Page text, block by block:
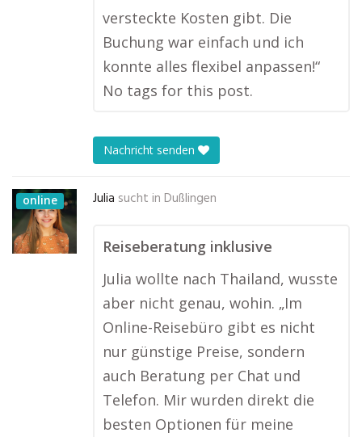
versteckte Kosten gibt. Die
Buchung war einfach und ich
konnte alles flexibel anpassen!“
No tags for this post.
Nachricht senden
online Julia sucht in Dußlingen
Reiseberatung inklusive
Julia wollte nach Thailand, wusste
aber nicht genau, wohin. „Im
Online-Reisebüro gibt es nicht
nur günstige Preise, sondern
auch Beratung per Chat und
Telefon. Mir wurden direkt die
besten Optionen für meine